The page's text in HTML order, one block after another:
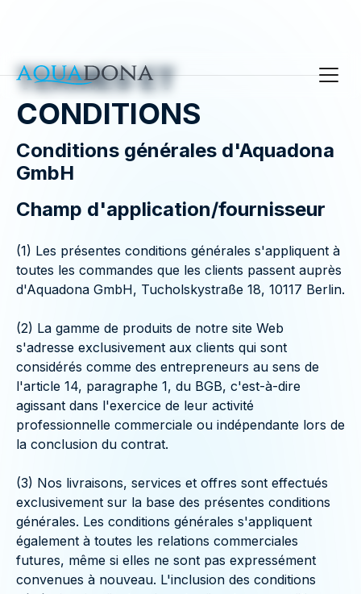
TERMES ET
CONDITIONS
Conditions générales d'Aquadona
GmbH
Champ d'application/fournisseur
(1) Les présentes conditions générales s'appliquent à
toutes les commandes que les clients passent auprès
d'Aquadona GmbH, Tucholskystraße 18, 10117 Berlin.
(2) La gamme de produits de notre site Web
s'adresse exclusivement aux clients qui sont
considérés comme des entrepreneurs au sens de
l'article 14, paragraphe 1, du BGB, c'est-à-dire
agissant dans l'exercice de leur activité
professionnelle commerciale ou indépendante lors de
la conclusion du contrat.
(3) Nos livraisons, services et offres sont effectués
exclusivement sur la base des présentes conditions
générales. Les conditions générales s'appliquent
également à toutes les relations commerciales
futures, même si elles ne sont pas expressément
convenues à nouveau. L'inclusion des conditions